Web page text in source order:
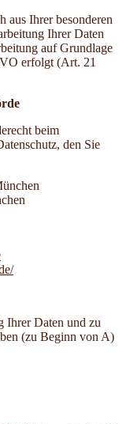
aus Ihrer besonderen
Ihrer Daten
auf Grundlage
erfolgt (Art. 21
beim
den Sie
Ihrer Daten und zu
(zu Beginn von A)